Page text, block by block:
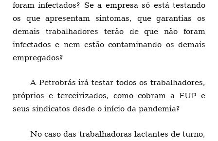
foram infectados? Se a empresa só está testando
os que apresentam sintomas, que garantias os
demais trabalhadores terão de que não foram
infectados e nem estão contaminando os demais
empregados?
A Petrobrás irá testar todos os trabalhadores,
próprios e terceirizados, como cobram a FUP e
seus sindicatos desde o início da pandemia?
No caso das trabalhadoras lactantes de turno,